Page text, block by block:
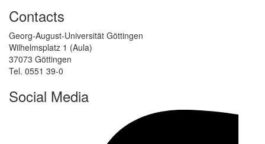
Contacts
Georg-August-Universität Göttingen
Wilhelmsplatz 1 (Aula)
37073 Göttingen
Tel. 0551 39-0
Social Media